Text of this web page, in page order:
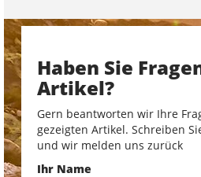
Haben Sie
Artikel?
Gern beantworten wir Ihre
gezeigten Artikel. Schreiben
und wir melden uns zurück
Ihr Name